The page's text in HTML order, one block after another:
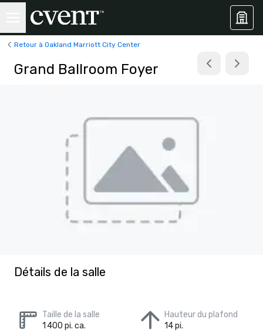
Retour à Oakland Marriott City Center
Grand Ballroom Foyer
Détails de la salle
Taille de la salle
1 400 pi. ca.
Hauteur du plafond
14 pi.